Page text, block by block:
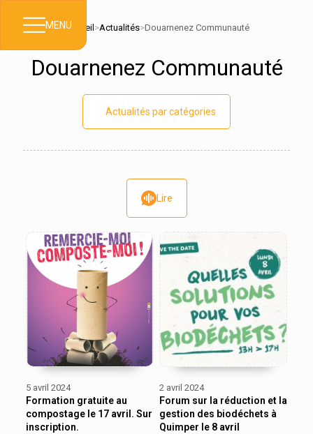
MENUAccueil >Actualités>Douarnenez Communauté
Douarnenez Communauté
Actualités par catégories
Lire
5 avril 2024
Formation gratuite au
compostage le 17 avril. Sur
inscription.
2 avril 2024
Forum sur la réduction et la
gestion des biodéchets à
Quimper le 8 avril